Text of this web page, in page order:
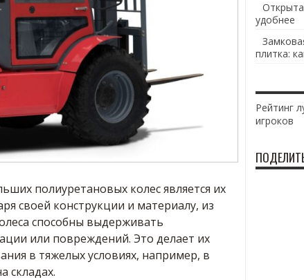
полиуретановых колес является их
своей конструкции и материалу, из
способны выдерживать
или повреждений. Это делает их
в тяжелых условиях, например, в
складах.
удобнее
плитка:
Рейтинг
игроков